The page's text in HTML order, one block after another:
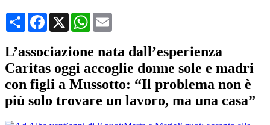
CondividiFacebook
X WhatsApp
L’associazione nata dall’esperienza
Caritas oggi accoglie donne sole e madri
con figli a Mussotto: “Il problema non è
più solo trovare un lavoro, ma una casa”